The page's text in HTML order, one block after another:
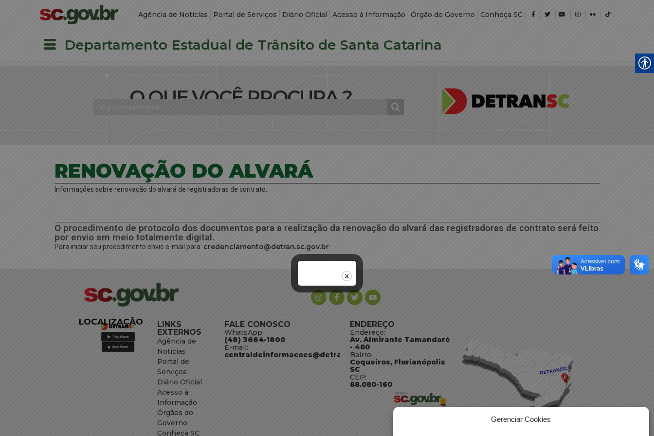
Gerenciar Cookies
Agência de Notícias Portal de Serviços Diário Oficial Acesso à Informação Órgão do Governo Conheça SC
Departamento Estadual de Trânsito de Santa Catarina
O QUE VOCÊ PROCURA ?
RENOVAÇÃO DO ALVARÁ
Informações sobre renovação do alvará de registradoras de contrato.
O procedimento de protocolo dos documentos para a realização da renovação do alvará das registradoras de contrato será feito
por envio em meio totalmente digital.
Para iniciar seu procedimento envie e-mail para: credenciamento@detran.sc.gov.br
LINKS
EXTERNOS
Agência de
Notícias
Portal de
Serviços
Diário Oficial
Acesso à
Informação
Órgãos do
Governo
Conheça SC
FALE CONOSCO
WhatsApp:
(48) 3664-1800
E-mail:
centraldeinformacoes@detran.sc.gov.br
ENDEREÇO
Endereço:
Av. Almirante Tamandaré
- 480
Bairro:
Coqueiros, Florianópolis
SC
CEP:
88.080-160
LOCALIZAÇÃO